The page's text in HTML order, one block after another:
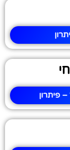
פיתרון